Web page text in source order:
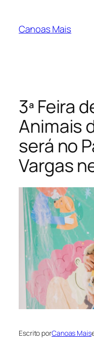
Canoas Mais
3ª Feira
Animais
será no
Vargas
Escrito porCanoas Mais